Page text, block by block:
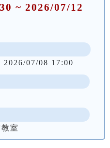
~ 2026/07/12
2026/07/08 17:00
室